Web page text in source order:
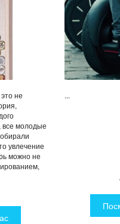
не
все молодые
увлечение
можно не
...